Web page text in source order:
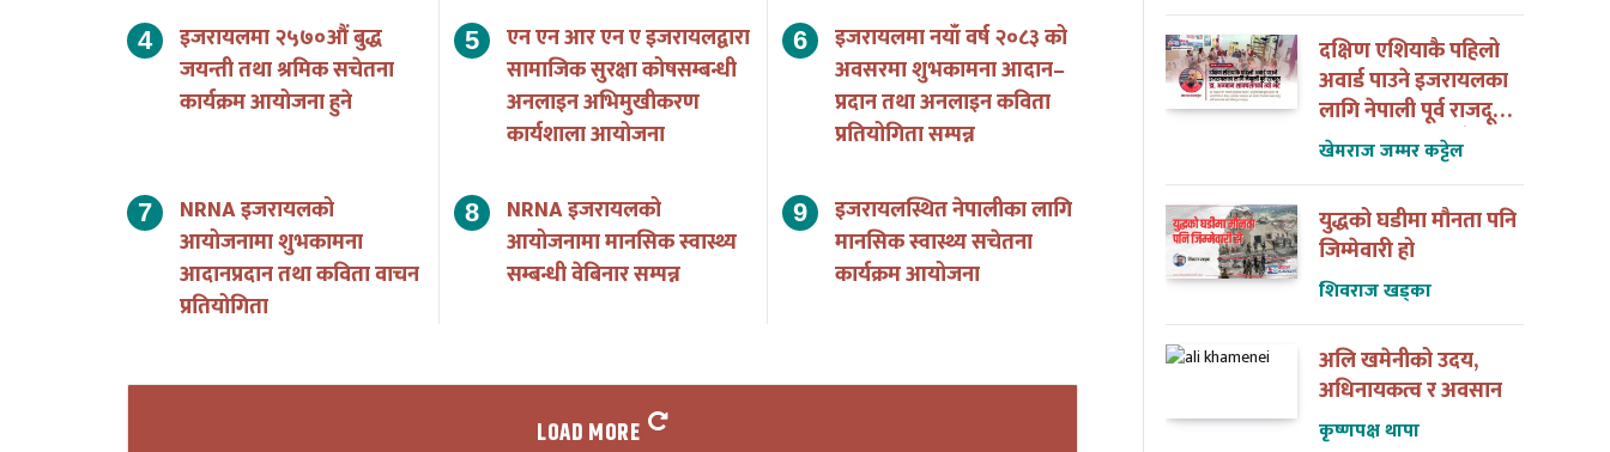
इजरायलमा २५७०औं बुद्ध
जयन्ती तथा श्रमिक सचेतना
कार्यक्रम आयोजना हुने
एन एन आर एन ए इजरायलद्वारा
सामाजिक सुरक्षा कोषसम्बन्धी
अनलाइन अभिमुखीकरण
कार्यशाला आयोजना
इजरायलमा नयाँ वर्ष २०८३ को
अवसरमा शुभकामना आदान–
प्रदान तथा अनलाइन कविता
प्रतियोगिता सम्पन्न
NRNA इजरायलको
आयोजनामा शुभकामना
आदानप्रदान तथा कविता वाचन
प्रतियोगिता
NRNA इजरायलको
आयोजनामा मानसिक स्वास्थ्य
सम्बन्धी वेबिनार सम्पन्न
इजरायलस्थित नेपालीका लागि
मानसिक स्वास्थ्य सचेतना
कार्यक्रम आयोजना
LOAD MORE
दक्षिण एशियाकै पहिलो
अवार्ड पाउने इजरायलका
लागि नेपाली पूर्व राजदूत
डा. अन्जान शाक्यसँगको
खेमराज जम्मर कट्टेल
युद्धको घडीमा मौनता पनि
जिम्मेवारी हो
शिवराज खड्का
अलि खमेनीको उदय,
अधिनायकत्व र अवसान
कृष्णपक्ष थापा